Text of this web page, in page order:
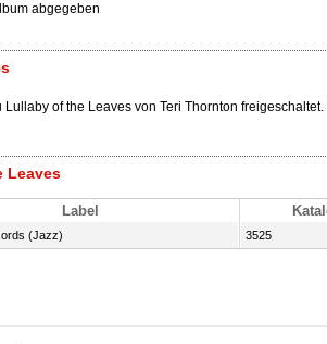
abgegeben
of the Leaves von Teri Thornton freigeschaltet.
Leaves
Label
(Jazz) 3525